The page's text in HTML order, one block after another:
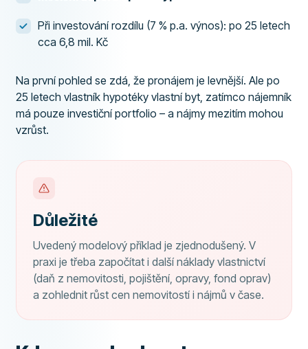
Při investování rozdílu (7 % p.a. výnos): po 25 letech
cca 6,8 mil. Kč
Na první pohled se zdá, že pronájem je levnější. Ale po
25 letech vlastník hypotéky vlastní byt, zatímco nájemník
má pouze investiční portfolio – a nájmy mezitím mohou
vzrůst.
Důležité
Uvedený modelový příklad je zjednodušený. V
praxi je třeba započítat i další náklady vlastnictví
(daň z nemovitosti, pojištění, opravy, fond oprav)
a zohlednit růst cen nemovitostí i nájmů v čase.